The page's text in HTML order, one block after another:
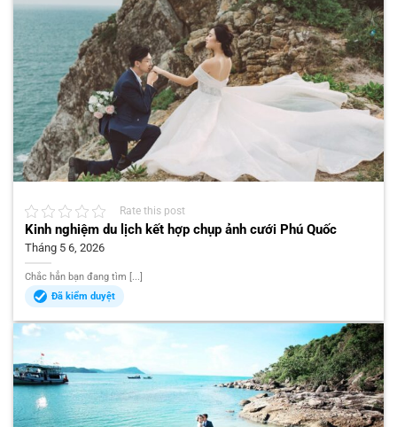
Rate this post
Kinh nghiệm du lịch kết hợp chụp ảnh cưới Phú Quốc
Tháng 5 6, 2026
Chắc hẳn bạn đang tìm [...]
Đã kiểm duyệt